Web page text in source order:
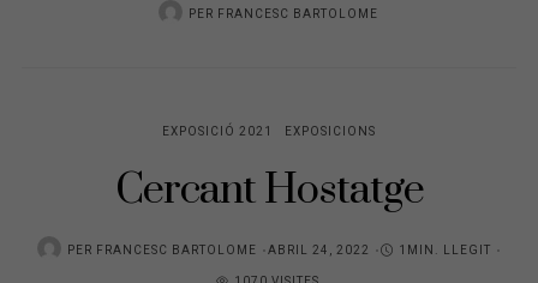
PER FRANCESC BARTOLOME
EXPOSICIÓ 2021 EXPOSICIONS
Cercant Hostatge
PER FRANCESC BARTOLOME
P
ABRIL 24, 2022
1MIN. LLEGIT